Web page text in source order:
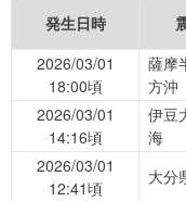
発生日時
2026/03/01
18:00頃
薩摩
方沖
2026/03/01
14:16頃
伊豆
海
2026/03/01
12:41頃
大分